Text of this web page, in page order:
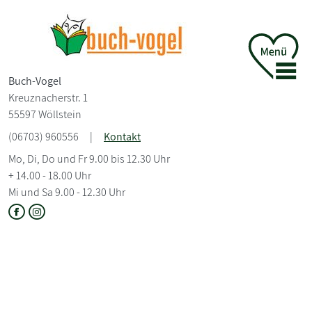
Buch-Vogel
Kreuznacherstr. 1
55597 Wöllstein
(06703) 960556
|
Kontakt
Mo, Di, Do und Fr 9.00 bis 12.30 Uhr
+ 14.00 - 18.00 Uhr
Mi und Sa 9.00 - 12.30 Uhr